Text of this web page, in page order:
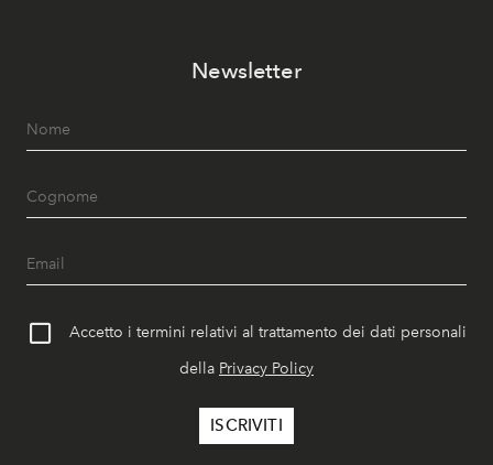
Newsletter
Accetto i termini relativi al trattamento dei dati personali
della Privacy Policy